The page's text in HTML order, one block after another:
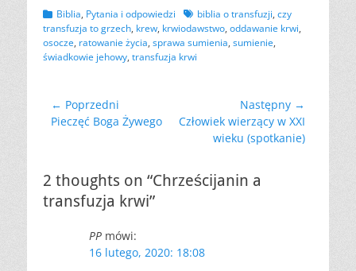
Kategorii
Biblia, Pytania i odpowiedzi Tagówbiblia o transfuzji, czy
transfuzja to grzech, krew, krwiodawstwo, oddawanie krwi,
osocze, ratowanie życia, sprawa sumienia, sumienie,
świadkowie jehowy, transfuzja krwi
Nawigacja
wpisu
← Poprzedni
Poprzedni
Pieczęć Boga Żywego
Następny →
Następny
Człowiek wierzący w XXI
wieku (spotkanie)
2 thoughts on “Chrześcijanin a
transfuzja krwi”
PP mówi:
16 lutego, 2020: 18:08